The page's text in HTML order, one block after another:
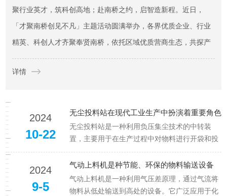
聚行业英才，筑科创高地；赴南桥之约，启智造新程。近日，
「才聚南桥创见不凡」主题活动圆满举办，各界优质企业、行业
精英、科创人才齐聚奉贤南桥，依托区域优质营商生态，共探产
业升级、人才赋能、政企协同发展新路径。上海如昂超声波设备
有限公司受邀参与本次盛会，立足超声波智造赛道，链接本土资
详情
2024
10-22
无尘投料站在现代工业生产中扮演着重要角色
无尘投料站是一种利用负压集尘技术的中转装
置，主要用于在生产过程中对物料进行开袋和投
料操作。1.工作原理-封闭性设计：整个工作过程
都在封闭环境中进行，有效防止外界杂质进入机
器内部或机器内部的物料外泄。-负压吸尘系统：
设备内部配备有负压吸尘系统，当物料通过人工
2024
9-5
气动上料机是种节能、环保的物料输送设备
气动上料机是一种利用气压差原理，通过气流将
物料从低处输送到高处的设备。它广泛应用于化